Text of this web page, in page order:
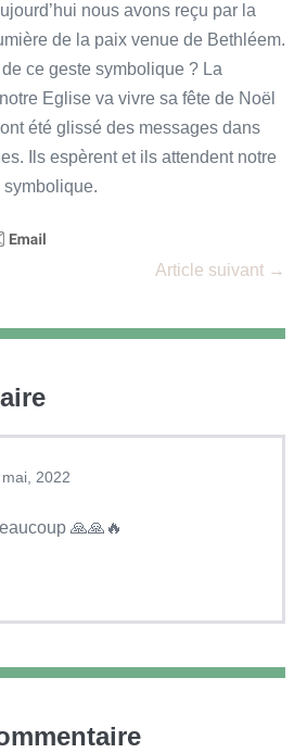
nous avons reçu par la
de la paix venue de Bethléem.
ce geste symbolique ? La
Eglise va vivre sa fête de Noël
été glissé des messages dans
Ils espèrent et ils attendent notre
symbolique.
Article suivant →
2022
🙏🙏🔥